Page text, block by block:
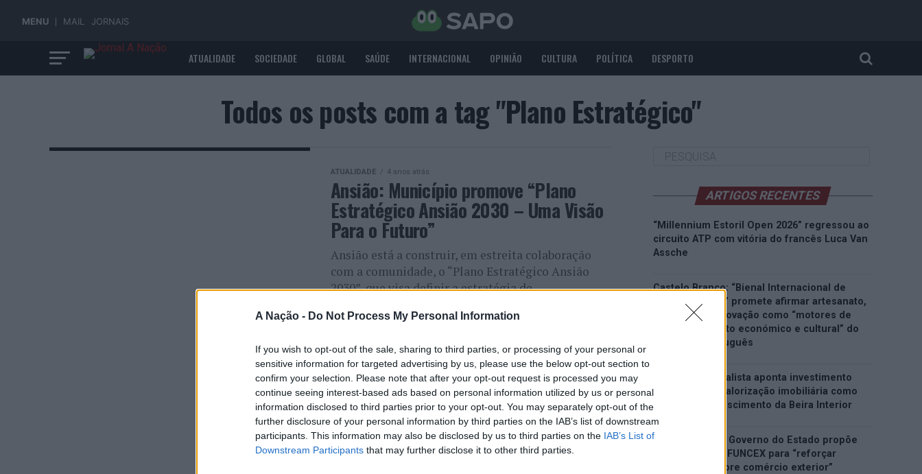
A Nação - Do Not Process My Personal Information
If you wish to opt-out of the sale, sharing to third parties, or processing of your personal or
sensitive information for targeted advertising by us, please use the below opt-out section to
confirm your selection. Please note that after your opt-out request is processed you may
continue seeing interest-based ads based on personal information utilized by us or personal
information disclosed to third parties prior to your opt-out. You may separately opt-out of the
further disclosure of your personal information by third parties on the IAB’s list of downstream
participants. This information may also be disclosed by us to third parties on the IAB’s List of
Downstream Participants that may further disclose it to other third parties.
MENU MAIL JORNAIS
ATUALIDADE SOCIEDADE GLOBAL SAÚDE INTERNACIONAL OPINIÃO CULTURA POLÍTICA DESPORTO
Todos os posts com a tag "Plano Estratégico"
ATUALIDADE 4 anos atrás
Ansião: Município promove “Plano
Estratégico Ansião 2030 – Uma Visão
Para o Futuro”
Ansião está a construir, em estreita colaboração
com a comunidade, o “Plano Estratégico Ansião
2030”, que visa definir a estratégia de
ARTIGOS RECENTES
“Millennium Estoril Open 2026” regressou ao
circuito ATP com vitória do francês Luca Van
Assche
Castelo Branco: “Bienal Internacional de
Artes e Ofícios” promete afirmar artesanato,
património e inovação como “motores de
desenvolvimento económico e cultural” do
município português
Covilhã: Especialista aponta investimento
estrangeiro e valorização imobiliária como
motores do crescimento da Beira Interior
Rio de Janeiro: Governo do Estado propõe
parceria com a FUNCEX para “reforçar
inteligência sobre comércio exterior”